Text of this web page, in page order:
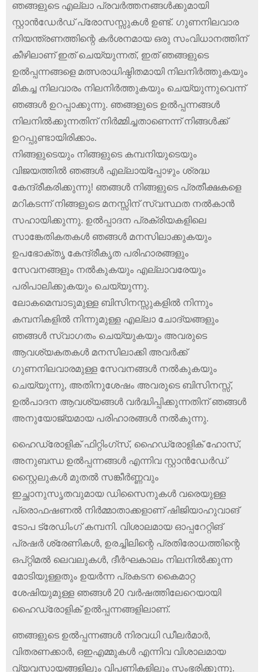
ഞങ്ങളുടെ എല്ലാ പ്രവർത്തനങ്ങൾക്കുമായി
സ്റ്റാൻഡേർഡ് പ്രോസസ്സുകൾ ഉണ്ട്. ഗുണനിലവാര
നിയന്ത്രണത്തിന്റെ കർശനമായ ഒരു സംവിധാനത്തിന്
കീഴിലാണ് ഇത് ചെയ്യുന്നത്, ഇത് ഞങ്ങളുടെ
ഉൽ‌പ്പന്നങ്ങളെ മത്സരാധിഷ്ഠിതമായി നിലനിർത്തുകയും
മികച്ച നിലവാരം നിലനിർത്തുകയും ചെയ്യുന്നുവെന്ന്
ഞങ്ങൾ ഉറപ്പാക്കുന്നു. ഞങ്ങളുടെ ഉൽ‌പ്പന്നങ്ങൾ‌
നിലനിൽ‌ക്കുന്നതിന് നിർമ്മിച്ചതാണെന്ന് നിങ്ങൾക്ക്
ഉറപ്പുണ്ടായിരിക്കാം.
നിങ്ങളുടെയും നിങ്ങളുടെ കമ്പനിയുടെയും
വിജയത്തിൽ ഞങ്ങൾ എല്ലായ്പ്പോഴും ശ്രദ്ധ
കേന്ദ്രീകരിക്കുന്നു! ഞങ്ങൾ നിങ്ങളുടെ പ്രതീക്ഷകളെ
മറികടന്ന് നിങ്ങളുടെ മനസ്സിന് സ്വസ്ഥത നൽകാൻ
സഹായിക്കുന്നു. ഉൽപ്പാദന പ്രക്രിയകളിലെ
സാങ്കേതികതകൾ ഞങ്ങൾ മനസിലാക്കുകയും
ഉപഭോക്തൃ കേന്ദ്രീകൃത പരിഹാരങ്ങളും
സേവനങ്ങളും നൽകുകയും എല്ലാവരേയും
പരിപാലിക്കുകയും ചെയ്യുന്നു.
ലോകമെമ്പാടുമുള്ള ബിസിനസ്സുകളിൽ നിന്നും
കമ്പനികളിൽ നിന്നുമുള്ള എല്ലാ ചോദ്യങ്ങളും
ഞങ്ങൾ സ്വാഗതം ചെയ്യുകയും അവരുടെ
ആവശ്യകതകൾ മനസിലാക്കി അവർക്ക്
ഗുണനിലവാരമുള്ള സേവനങ്ങൾ നൽകുകയും
ചെയ്യുന്നു, അതിനുശേഷം അവരുടെ ബിസിനസ്സ്,
ഉൽ‌പാദന ആവശ്യങ്ങൾ വർദ്ധിപ്പിക്കുന്നതിന് ഞങ്ങൾ
അനുയോജ്യമായ പരിഹാരങ്ങൾ നൽകുന്നു.
ഹൈഡ്രോളിക് ഫിറ്റിംഗ്സ്, ഹൈഡ്രോളിക് ഹോസ്,
അനുബന്ധ ഉൽ‌പ്പന്നങ്ങൾ എന്നിവ സ്റ്റാൻ‌ഡേർ‌ഡ്
സ്റ്റൈലുകൾ‌ മുതൽ‌ സങ്കീർ‌ണ്ണവും
ഇച്ഛാനുസൃതവുമായ ഡിസൈനുകൾ‌ വരെയുള്ള
പ്രൊഫഷണൽ‌ നിർമ്മാതാക്കളാണ് ഷിജിയാഹുവാങ്‌
ടോപ ട്രേഡിംഗ് കമ്പനി. വിശാലമായ ഓപ്പറേറ്റിങ്
പ്രഷർ ശ്രേണികൾ, ഉരച്ചിലിന്റെ പ്രതിരോധത്തിന്റെ
ഒപ്റ്റിമൽ ലെവലുകൾ, ദീർഘകാലം നിലനിൽക്കുന്ന
മോടിയുള്ളതും ഉയർന്ന പ്രകടന കൈമാറ്റ
ശേഷിയുമുള്ള ഞങ്ങൾ 20 വർഷത്തിലേറെയായി
ഹൈഡ്രോളിക് ഉൽപ്പന്നങ്ങളിലാണ്.
ഞങ്ങളുടെ ഉൽ‌പ്പന്നങ്ങൾ‌ നിരവധി ഡീലർ‌മാർ‌,
വിതരണക്കാർ‌, ഒ‌ഇ‌എമ്മുകൾ‌ എന്നിവ വിശാലമായ
വ്യവസായങ്ങളിലും വിപണികളിലും സംഭരിക്കുന്നു.